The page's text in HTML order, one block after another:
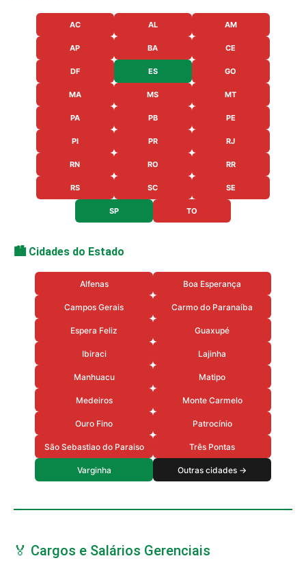
AC AL AM
AP BA CE
DF ES GO
MA MS MT
PA PB PE
PI PR RJ
RN RO RR
RS SC SE
SP TO
🏙️ Cidades do Estado
Alfenas Boa Esperança
Campos Gerais Carmo do Paranaíba
Espera Feliz Guaxupé
Ibiraci Lajinha
Manhuacu Matipo
Medeiros Monte Carmelo
Ouro Fino Patrocínio
São Sebastiao do Paraiso Três Pontas
Varginha Outras cidades →
🏅 Cargos e Salários Gerenciais